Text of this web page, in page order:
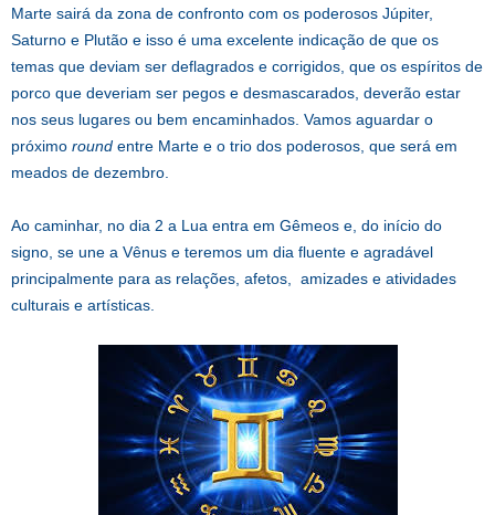
Marte sairá da zona de confronto com os poderosos Júpiter,
Saturno e Plutão e isso é uma excelente indicação de que os
temas que deviam ser deflagrados e corrigidos, que os espíritos de
porco que deveriam ser pegos e desmascarados, deverão estar
nos seus lugares ou bem encaminhados. Vamos aguardar o
próximo round entre Marte e o trio dos poderosos, que será em
meados de dezembro.
Ao caminhar, no dia 2 a Lua entra em Gêmeos e, do início do
signo, se une a Vênus e teremos um dia fluente e agradável
principalmente para as relações, afetos, amizades e atividades
culturais e artísticas.